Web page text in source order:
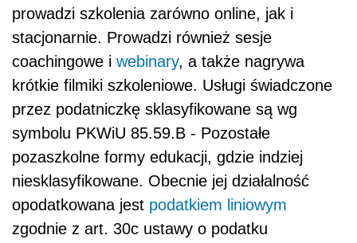
prowadzi szkolenia zarówno online, jak i
stacjonarnie. Prowadzi również sesje
coachingowe i webinary, a także nagrywa
krótkie filmiki szkoleniowe. Usługi świadczone
przez podatniczkę sklasyfikowane są wg
symbolu PKWiU 85.59.B - Pozostałe
pozaszkolne formy edukacji, gdzie indziej
niesklasyfikowane. Obecnie jej działalność
opodatkowana jest podatkiem liniowym
zgodnie z art. 30c ustawy o podatku